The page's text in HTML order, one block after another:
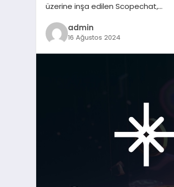
üzerine inşa edilen Scopechat,…
admin
16 Ağustos 2024